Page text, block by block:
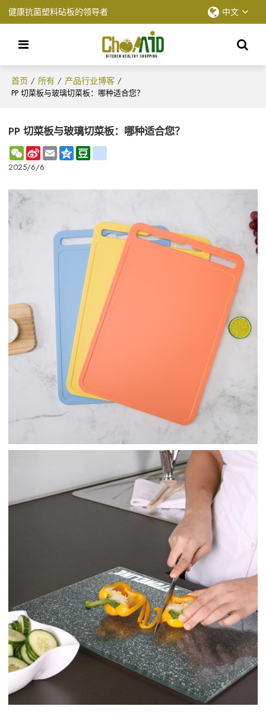
健康抗菌塑料砧板的领导者 中文
首页 / 所有 / 产品行业博客 /
PP 切菜板与玻璃切菜板：哪种适合您？
PP 切菜板与玻璃切菜板：哪种适合您？
WeChat
Sina
Weibo
Email Qzone
2025/6/6